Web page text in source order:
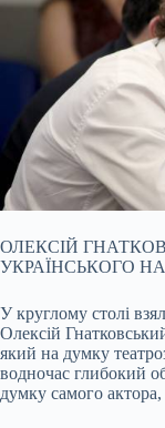
ОЛЕКСІЙ
УКРАЇНСЬКОГО
У круглому столі
Олексій
який на думку
водночас глибокий
думку самого